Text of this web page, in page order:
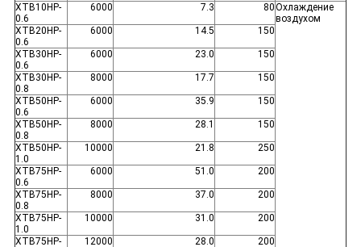
XTB10HP-
0.6
6000 7.3 80Охлаждение
воздухом
XTB20HP-
0.6
6000 14.5 150
XTB30HP-
0.6
6000 23.0 150
XTB30HP-
0.8
8000 17.7 150
XTB50HP-
0.6
6000 35.9 150
XTB50HP-
0.8
8000 28.1 150
XTB50HP-
1.0
10000 21.8 250
XTB75HP-
0.6
6000 51.0 200
XTB75HP-
0.8
8000 37.0 200
XTB75HP-
1.0
10000 31.0 200
XTB75HP-
12000 28.0 200